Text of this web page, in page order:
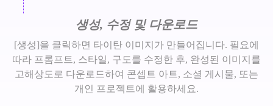
생성, 수정 및 다운로드
[생성]을 클릭하면 타이탄 이미지가 만들어집니다. 필요에
따라 프롬프트, 스타일, 구도를 수정한 후, 완성된 이미지를
고해상도로 다운로드하여 콘셉트 아트, 소셜 게시물, 또는
개인 프로젝트에 활용하세요.